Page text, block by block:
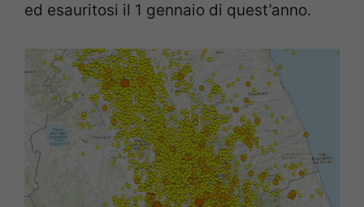
ed esauritosi il 1 gennaio di quest’anno.